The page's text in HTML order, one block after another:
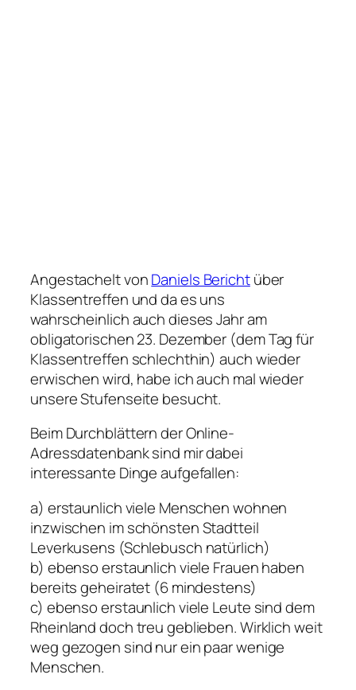
Angestachelt vonDaniels Berichtüber
Klassentreffen und da es uns
wahrscheinlich auch dieses Jahr am
obligatorischen 23. Dezember (demTag für
Klassentreffen schlechthin) auch wieder
erwischen wird, habe ich auch mal wieder
unsere Stufenseite besucht.
Beim Durchblättern der Online-
Adressdatenbank sind mir dabei
interessante Dinge aufgefallen:
a) erstaunlich viele Menschen wohnen
inzwischen im schönsten Stadtteil
Leverkusens (Schlebusch natürlich)
b) ebenso erstaunlich viele Frauen haben
bereits geheiratet (6 mindestens)
c) ebenso erstaunlich viele Leute sind dem
Rheinland doch treu geblieben. Wirklich weit
weg gezogen sind nur ein paar wenige
Menschen.